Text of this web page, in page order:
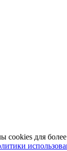
cookies для